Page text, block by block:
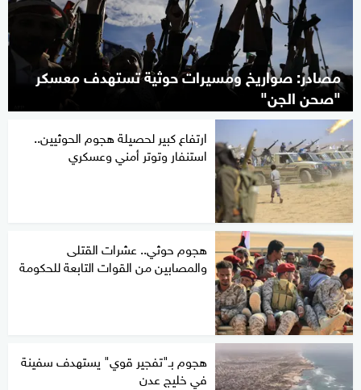
مصادر: صواريخ ومسيرات حوثية تستهدف معسكر
"صحن الجن"
ارتفاع كبير لحصيلة هجوم الحوثيين..
استنفار وتوتر أمني وعسكري
هجوم حوثي.. عشرات القتلى
والمصابين من القوات التابعة للحكومة
هجوم بـ"تفجير قوي" يستهدف سفينة
في خليج عدن